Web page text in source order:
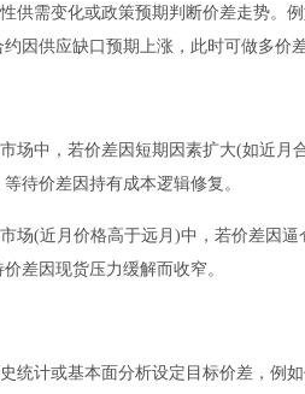
供需变化或政策预期判断价差走势。
因供应缺口预期上涨，此时可做多价
场中，若价差因短期因素扩大(如近月
待价差因持有成本逻辑修复。
场(近月价格高于远月)中，若价差因
差因现货压力缓解而收窄。
统计或基本面分析设定目标价差，例